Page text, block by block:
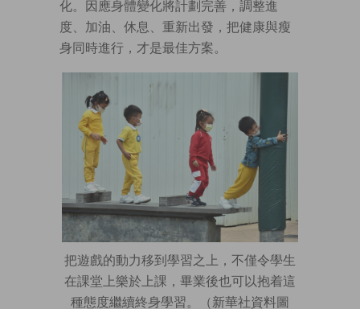
化。因應身體變化將計劃完善，調整進
度、加油、休息、重新出發，把健康與瘦
身同時進行，才是最佳方案。
把遊戲的動力移到學習之上，不僅令學生
在課堂上樂於上課，畢業後也可以抱着這
種態度繼續終身學習。（新華社資料圖